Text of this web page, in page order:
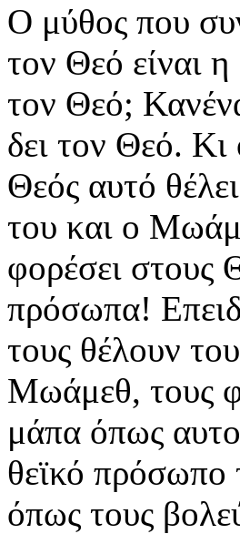
Ο μύθος που
τον Θεό είναι
τον Θεό;
δει τον Θεό. Κι
Θεός αυτό
του και ο
φορέσει στους
πρόσωπα!
τους θέλουν
Μωάμεθ, τους
μάπα όπως
θεϊκό πρόσωπο
όπως τους